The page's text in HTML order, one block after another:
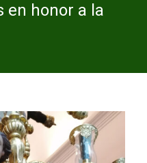
en honor a la